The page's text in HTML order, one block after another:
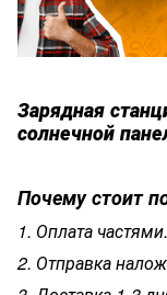
Зарядная
солнечной
Почему стоит
1. Оплата частями.
2. Отправка